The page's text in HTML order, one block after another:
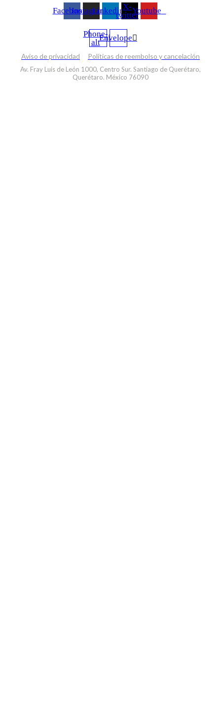
FacebookInstagramLinkedinX-
twitterYoutube
Phone-
altEnvelope
Aviso de privacidad Políticas de reembolso y cancelación
Av. Fray Luis de León 1000, Centro Sur. Santiago de Querétaro,
Querétaro. México 76090